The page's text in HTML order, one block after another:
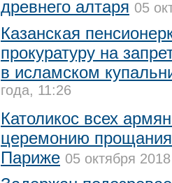
древнего алтаря 05
Казанская
прокуратуру на
в исламском
года, 11:26
Католикос всех
церемонию
Париже 05 октября